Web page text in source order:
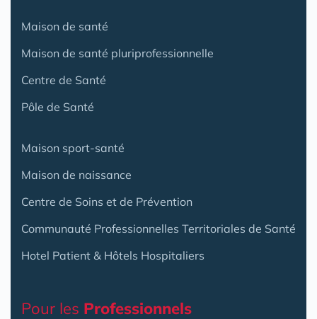
Maison de santé
Maison de santé pluriprofessionnelle
Centre de Santé
Pôle de Santé
Maison sport-santé
Maison de naissance
Centre de Soins et de Prévention
Communauté Professionnelles Territoriales de Santé
Hotel Patient & Hôtels Hospitaliers
Pour les Professionnels